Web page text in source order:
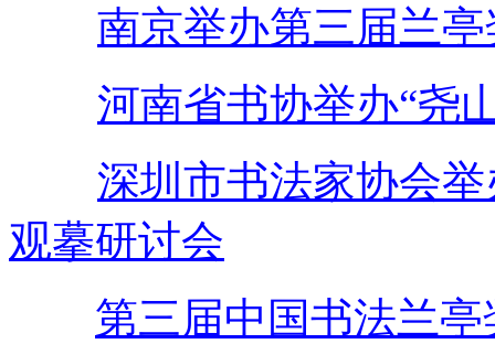
南京举办第三届兰
河南省书协举办“尧
深圳市书法家协会
观摹研讨会
第三届中国书法兰